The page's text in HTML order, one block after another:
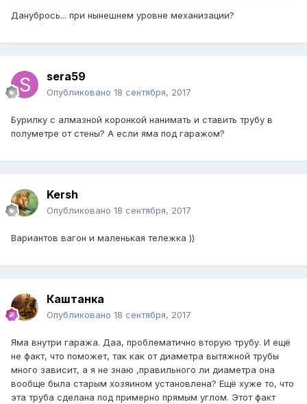
Данубрось... при нынешнем уровне механизации?
sera59
Опубликовано 18 сентября, 2017
Бурилку с алмазной коронкой нанимать и ставить трубу в
полуметре от стены? А если яма под гаражом?
Kersh
Опубликовано 18 сентября, 2017
Вариантов вагон и маленькая тележка ))
Каштанка
Опубликовано 18 сентября, 2017
Яма внутри гаража. Даа, проблематично вторую трубу. И ещё
не факт, что поможет, так как от диаметра вытяжной трубы
много зависит, а я не знаю ,правильного ли диаметра она
вообще была старым хозяином установлена? Ещё хуже то, что
эта труба сделана под примерно прямым углом. Этот факт